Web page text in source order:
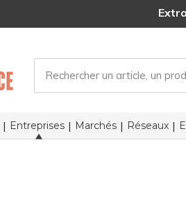
Entreprises Marchés Réseaux